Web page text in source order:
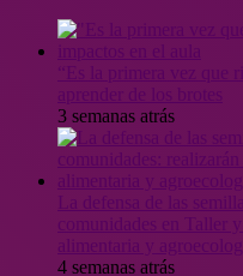
3 semanas atrás
4 semanas atrás